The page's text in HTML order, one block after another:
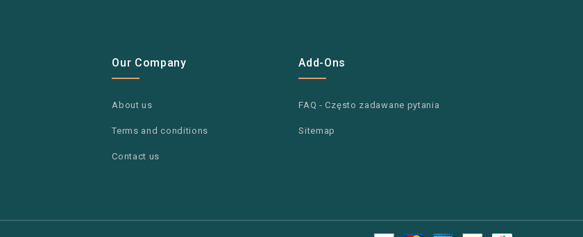
Our Company
About us
Terms and conditions
Contact us
Add-Ons
FAQ - Często zadawane pytania
Sitemap